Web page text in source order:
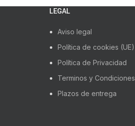
LEGAL
Aviso legal
Política de cookies (UE)
Política de Privacidad
Terminos y Condiciones
Plazos de entrega